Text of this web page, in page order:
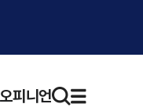
오피니언